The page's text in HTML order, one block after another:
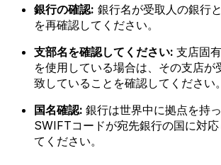
銀行の確認: 銀行名が受取人の銀行
を再確認してください。
支部名を確認してください: 支店固
を使用している場合は、その支店が
致していることを確認してください。
国名確認: 銀行は世界中に拠点を持っ
SWIFTコードが宛先銀行の国に対
てください。